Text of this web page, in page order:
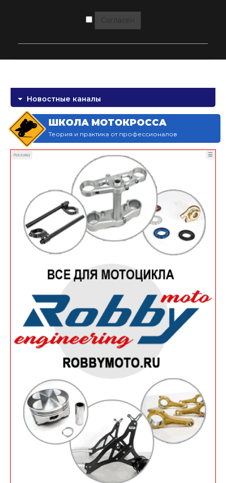
Согласен
Новостные каналы
ШКОЛА МОТОКРОССА
Теория и практика от профессионалов
Реклама ☰